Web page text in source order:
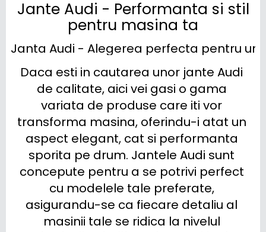
Jante Audi - Performanta si stil
pentru masina ta
Janta Audi - Alegerea perfecta pentru un
Daca esti in cautarea unor jante Audi
de calitate, aici vei gasi o gama
variata de produse care iti vor
transforma masina, oferindu-i atat un
aspect elegant, cat si performanta
sporita pe drum. Jantele Audi sunt
concepute pentru a se potrivi perfect
cu modelele tale preferate,
asigurandu-se ca fiecare detaliu al
masinii tale se ridica la nivelul